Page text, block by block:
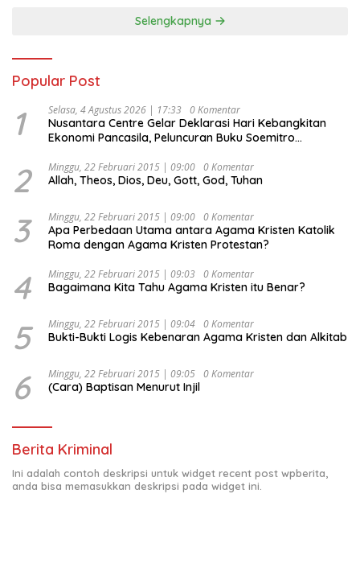
Selengkapnya
Popular Post
1 Selasa, 4 Agustus 2026 | 17:33 0 Komentar
Nusantara Centre Gelar Deklarasi Hari Kebangkitan
Ekonomi Pancasila, Peluncuran Buku Soemitro
Ekonomi Politik Indonesia) & Simposium Nasional
“Urgensi Undang-Undang Perekonomian Nasional dan
Indonesia Emas 2045”,
2 Minggu, 22 Februari 2015 | 09:00 0 Komentar
Allah, Theos, Dios, Deu, Gott, God, Tuhan
3 Minggu, 22 Februari 2015 | 09:00 0 Komentar
Apa Perbedaan Utama antara Agama Kristen Katolik
Roma dengan Agama Kristen Protestan?
4 Minggu, 22 Februari 2015 | 09:03 0 Komentar
Bagaimana Kita Tahu Agama Kristen itu Benar?
5 Minggu, 22 Februari 2015 | 09:04 0 Komentar
Bukti-Bukti Logis Kebenaran Agama Kristen dan Alkitab
6 Minggu, 22 Februari 2015 | 09:05 0 Komentar
(Cara) Baptisan Menurut Injil
Berita Kriminal
Ini adalah contoh deskripsi untuk widget recent post wpberita,
anda bisa memasukkan deskripsi pada widget ini.